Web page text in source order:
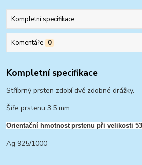
Kompletní specifikace
Komentáře 0
Kompletní specifikace
Stříbrný prsten zdobí dvě zdobné drážky.
Šíře prstenu 3,5 mm
Orientační hmotnost prstenu při velikosti
Ag 925/1000